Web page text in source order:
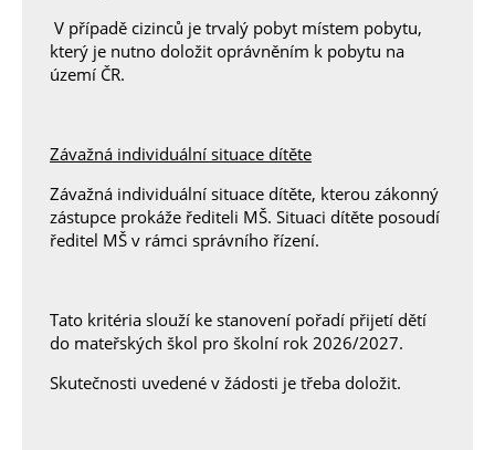
V případě cizinců je trvalý pobyt místem pobytu,
který je nutno doložit oprávněním k pobytu na
území ČR.
Závažná individuální situace dítěte
Závažná individuální situace dítěte, kterou zákonný
zástupce prokáže řediteli MŠ. Situaci dítěte posoudí
ředitel MŠ v rámci správního řízení.
Tato kritéria slouží ke stanovení pořadí přijetí dětí
do mateřských škol pro školní rok 2026/2027.
Skutečnosti uvedené v žádosti je třeba doložit.